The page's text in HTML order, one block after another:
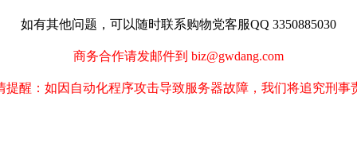
如有其他问题，可以随时联系购物党客服QQ 3350885030
商务合作请发邮件到 biz@gwdang.com
提醒：如因自动化程序攻击导致服务器故障，我们将追究刑事